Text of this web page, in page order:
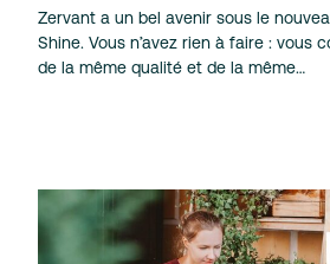
Zervant a un bel avenir sous le
Shine. Vous n’avez rien à faire : vous
de la même qualité et de la même…